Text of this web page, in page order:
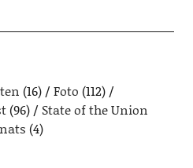
(16) Foto (112)
(96)
State of the Union
(4)